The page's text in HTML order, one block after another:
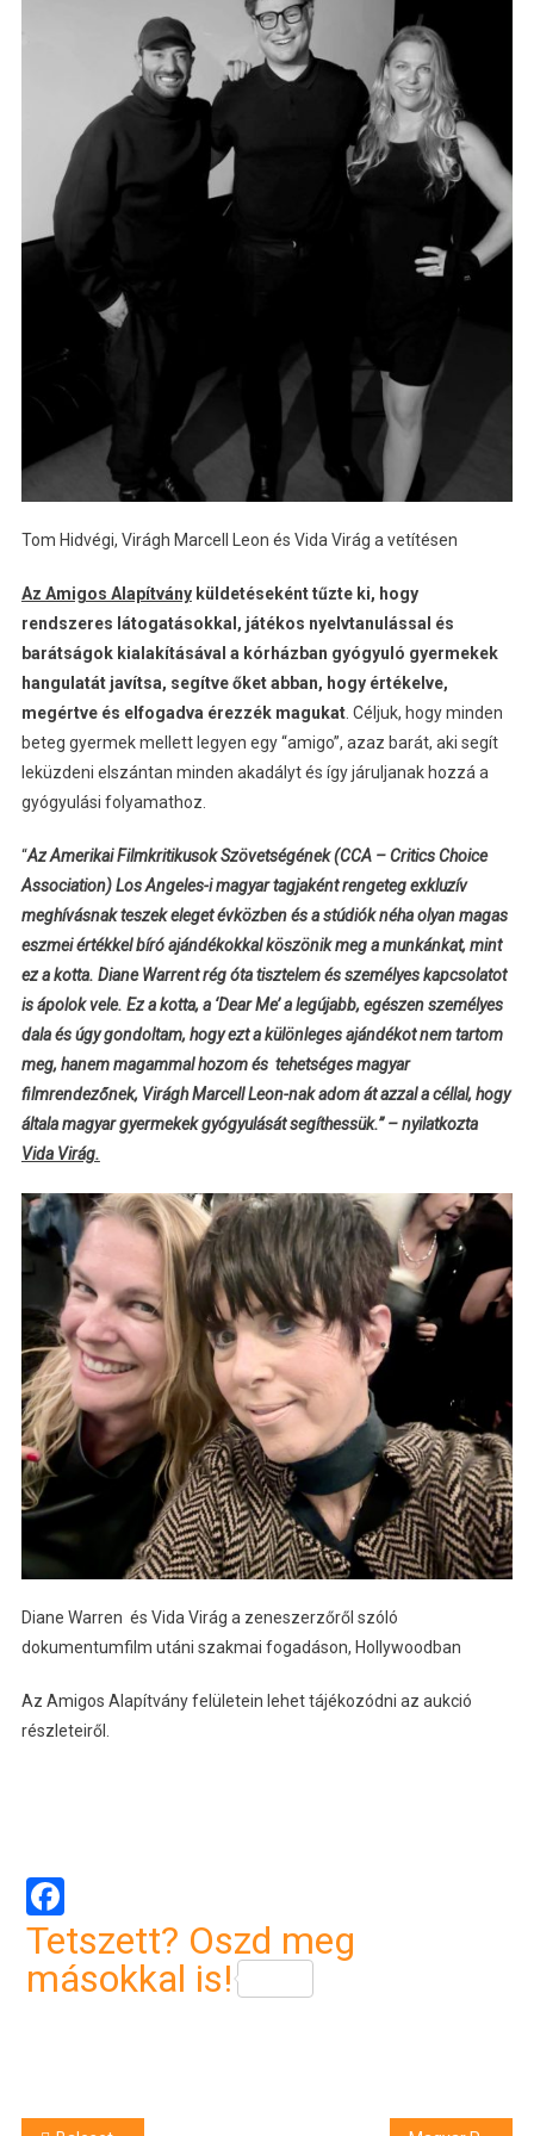
Tom Hidvégi, Virágh Marcell Leon és Vida Virág a vetítésen
Az Amigos Alapítványküldetéseként tűzte ki, hogy
rendszeres látogatásokkal, játékos nyelvtanulással és
barátságok kialakításával a kórházban gyógyuló gyermekek
hangulatát javítsa, segítve őket abban, hogy értékelve,
megértve és elfogadva érezzék magukat. Céljuk, hogy minden
beteg gyermek mellett legyen egy “amigo”, azaz barát, aki segít
leküzdeni elszántan minden akadályt és így járuljanak hozzá a
gyógyulási folyamathoz.
“Az Amerikai Filmkritikusok Szövetségének (CCA – Critics Choice
Association) Los Angeles-i magyar tagjaként rengeteg exkluzív
meghívásnak teszek eleget évközben és a stúdiók néha olyan magas
eszmei értékkel bíró ajándékokkal köszönik meg a munkánkat, mint
ez a kotta. Diane Warrent rég óta tisztelem és személyes kapcsolatot
is ápolok vele. Ez a kotta, a ‘Dear Me’ a legújabb, egészen személyes
dala és úgy gondoltam, hogy ezt a különleges ajándékot nem tartom
meg, hanem magammal hozom és tehetséges magyar
filmrendezőnek, Virágh Marcell Leon-nak adom át azzal a céllal, hogy
általa magyar gyermekek gyógyulását segíthessük.” – nyilatkozta
Vida Virág.
Diane Warren és Vida Virág a zeneszerzőről szóló
dokumentumfilm utáni szakmai fogadáson, Hollywoodban
Az Amigos Alapítvány felületein lehet tájékozódni az aukció
részleteiről.
Facebook
Tetszett? Oszd meg
másokkal is!